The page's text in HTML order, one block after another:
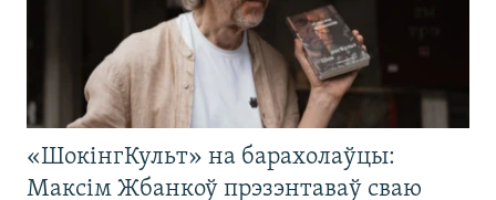
«ШокінгКульт» на барахолаўцы:
Максім Жбанкоў прэзэнтаваў сваю